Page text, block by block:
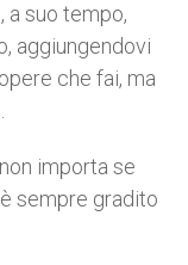
a suo tempo,
aggiungendovi
che fai, ma
importa se
sempre gradito